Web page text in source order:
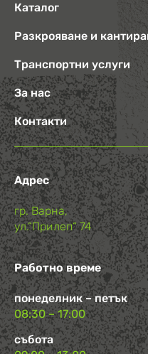
Каталог
Разкрояване и
Транспортни услуги
За нас
Контакти
Адрес
гр. Варна,
ул.“Прилеп“ 74
Работно време
понеделник – петък
08:30 – 17:00
събота